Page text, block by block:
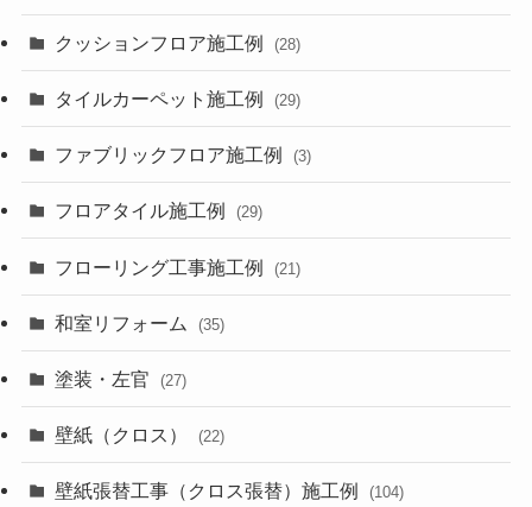
クッションフロア施工例 (28)
タイルカーペット施工例 (29)
ファブリックフロア施工例 (3)
フロアタイル施工例 (29)
フローリング工事施工例 (21)
和室リフォーム (35)
塗装・左官 (27)
壁紙（クロス） (22)
壁紙張替工事（クロス張替）施工例 (104)